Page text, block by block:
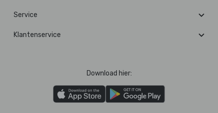
Service
Klantenservice
Download hier: